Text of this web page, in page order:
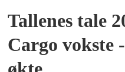
Tallenes tale
Cargo vokste